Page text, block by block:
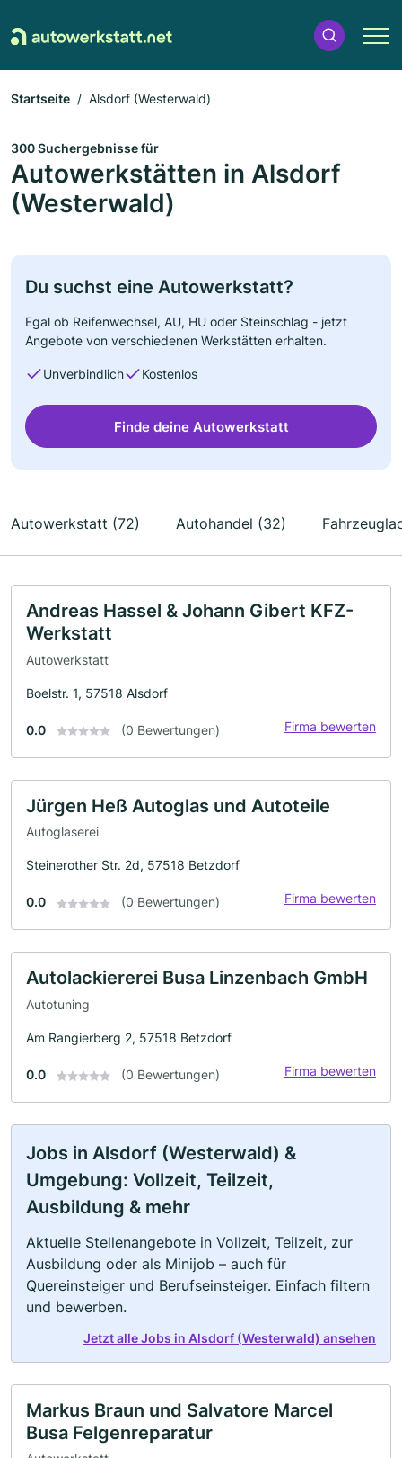
Startseite Alsdorf (Westerwald)
300 Suchergebnisse für
Autowerkstätten in Alsdorf
(Westerwald)
Du suchst eine Autowerkstatt?
Egal ob Reifenwechsel, AU, HU oder Steinschlag - jetzt
Angebote von verschiedenen Werkstätten erhalten.
Unverbindlich Kostenlos
Finde deine Autowerkstatt
Autowerkstatt (72) Autohandel (32)
Andreas Hassel & Johann Gibert KFZ-
Werkstatt
Autowerkstatt
Boelstr. 1, 57518 Alsdorf
0.0 (0 Bewertungen) Firma bewerten
Jürgen Heß Autoglas und Autoteile
Autoglaserei
Steinerother Str. 2d, 57518 Betzdorf
0.0 (0 Bewertungen) Firma bewerten
Autolackiererei Busa Linzenbach GmbH
Autotuning
Am Rangierberg 2, 57518 Betzdorf
0.0 (0 Bewertungen) Firma bewerten
Jobs in Alsdorf (Westerwald) &
Umgebung: Vollzeit, Teilzeit,
Ausbildung & mehr
Aktuelle Stellenangebote in Vollzeit, Teilzeit, zur
Ausbildung oder als Minijob – auch für
Quereinsteiger und Berufseinsteiger. Einfach filtern
und bewerben.
Jetzt alle Jobs in Alsdorf (Westerwald) ansehen
Markus Braun und Salvatore Marcel
Busa Felgenreparatur